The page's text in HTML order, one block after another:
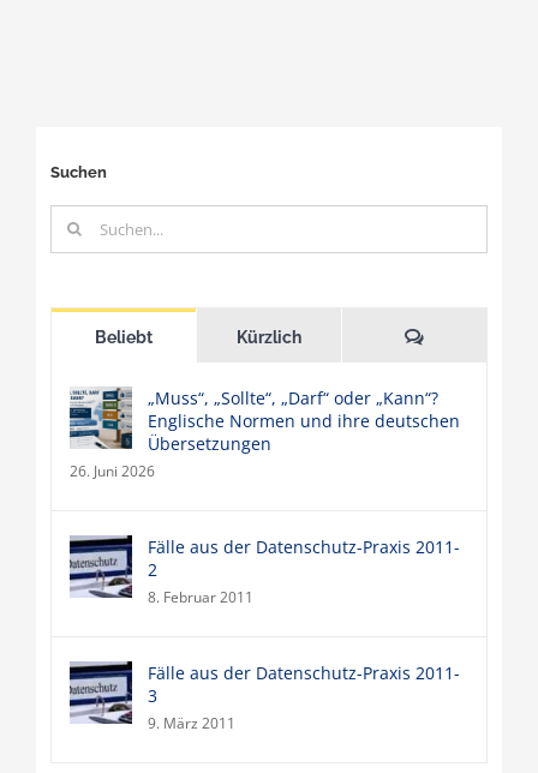
Suchen
Suche
nach:
Beliebt Kürzlich Kommentare
„Muss“, „Sollte“, „Darf“ oder „Kann“?
Englische Normen und ihre deutschen
Übersetzungen
26. Juni 2026
Fälle aus der Datenschutz-Praxis 2011-
2
8. Februar 2011
Fälle aus der Datenschutz-Praxis 2011-
3
9. März 2011